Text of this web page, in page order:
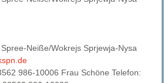
Neiße/Wokrejs Sprjewja-Nysa
986-10006 Frau Schöne Telefon: